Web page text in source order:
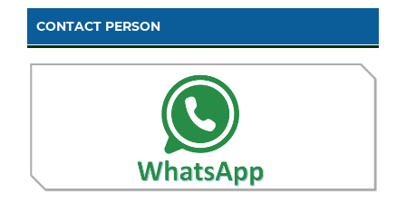
CONTACT PERSON